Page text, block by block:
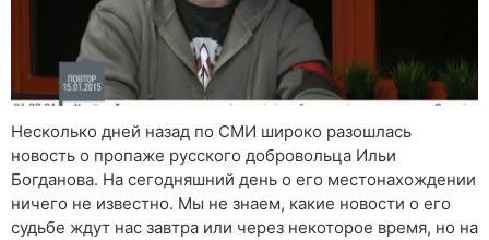
Несколько дней назад по СМИ широко разошлась
новость о пропаже русского добровольца Ильи
Богданова. На сегодняшний день о его местонахождении
ничего не известно. Мы не знаем, какие новости о его
судьбе ждут нас завтра или через некоторое время, но на